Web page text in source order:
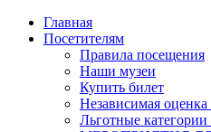
Главная
Посетителям
Правила посещения
Наши музеи
Купить билет
Независимая оценка
Льготные категории